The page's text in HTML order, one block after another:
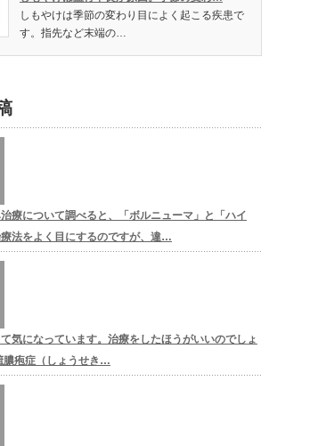
しもやけは季節の変わり目によく起こる疾患で
す。指先など末端の…
療について調べると、「ボルニューマ」と「ハイ
法をよく目にするのですが、違…
気になっています。治療をしたほうがいいのでしょ
膿疱症（しょうせき…